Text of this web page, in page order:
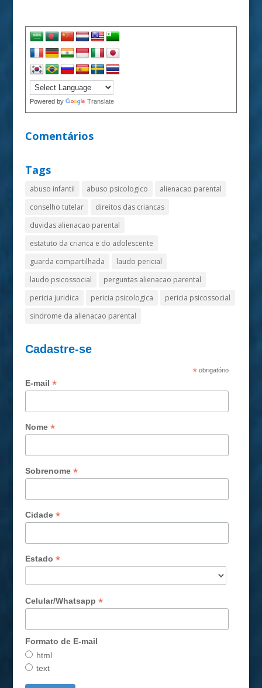
Powered by Translate
Comentários
Tags
abuso infantil abuso psicologico
alienacao parental
conselho tutelar
direitos das criancas
duvidas alienacao parental
estatuto da crianca e do adolescente
guarda compartilhada
laudo pericial
laudo psicossocial
perguntas alienacao parental
pericia juridica
pericia psicologica
pericia psicossocial
sindrome da alienacao parental
Cadastre-se
*obrigatório
E-mail *
Nome *
Sobrenome *
Cidade *
Estado *
Celular/Whatsapp *
Formato de E-mail
html
text